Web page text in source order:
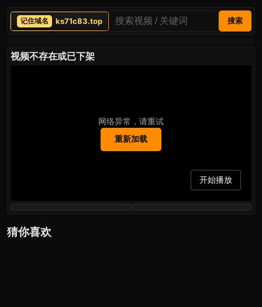
ks71c83.top 搜索
视频不存在或已下架
网络异常，请重试
重新加载
开始播放
猜你喜欢